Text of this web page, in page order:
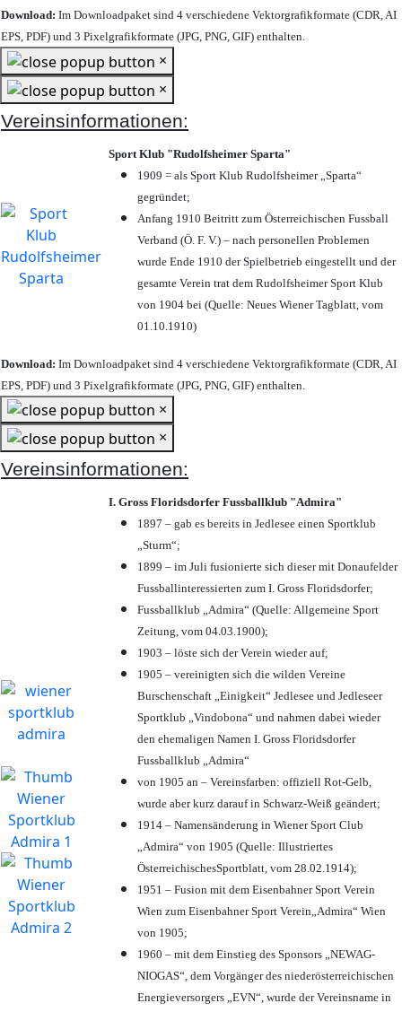
Download: Im Downloadpaket sind 4 verschiedene Vektorgrafikformate (CDR, AI
EPS, PDF) und 3 Pixelgrafikformate (JPG, PNG, GIF) enthalten.
×
×
Vereinsinformationen:
Sport Klub "Rudolfsheimer Sparta"
1909 = als Sport Klub Rudolfsheimer „Sparta“
gegründet;
Anfang 1910 Beitritt zum Österreichischen Fussball
Verband (Ö. F. V.) – nach personellen Problemen
wurde Ende 1910 der Spielbetrieb eingestellt und der
gesamte Verein trat dem Rudolfsheimer Sport Klub
von 1904 bei (Quelle: Neues Wiener Tagblatt, vom
01.10.1910)
Download: Im Downloadpaket sind 4 verschiedene Vektorgrafikformate (CDR, AI
EPS, PDF) und 3 Pixelgrafikformate (JPG, PNG, GIF) enthalten.
×
×
Vereinsinformationen:
I. Gross Floridsdorfer Fussballklub "Admira"
1897 – gab es bereits in Jedlesee einen Sportklub
„Sturm“;
1899 – im Juli fusionierte sich dieser mit Donaufelder
Fussballinteressierten zum I. Gross Floridsdorfer;
Fussballklub „Admira“ (Quelle: Allgemeine Sport
Zeitung, vom 04.03.1900);
1903 – löste sich der Verein wieder auf;
1905 – vereinigten sich die wilden Vereine
Burschenschaft „Einigkeit“ Jedlesee und Jedleseer
Sportklub „Vindobona“ und nahmen dabei wieder
den ehemaligen Namen I. Gross Floridsdorfer
Fussballklub „Admira“
von 1905 an – Vereinsfarben: offiziell Rot-Gelb,
wurde aber kurz darauf in Schwarz-Weiß geändert;
1914 – Namensänderung in Wiener Sport Club
„Admira“ von 1905 (Quelle: Illustriertes
ÖsterreichischesSportblatt, vom 28.02.1914);
1951 – Fusion mit dem Eisenbahner Sport Verein
Wien zum Eisenbahner Sport Verein„Admira“ Wien
von 1905;
1960 – mit dem Einstieg des Sponsors „NEWAG-
NIOGAS“, dem Vorgänger des niederösterreichischen
Energieversorgers „EVN“, wurde der Vereinsname in